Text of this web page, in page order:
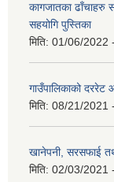
कागजातका ढाँचाहरु
सहयोगि पुस्तिका
मिति: 01/06/2022
गाउँपालिकाको
मिति: 08/21/2021
खानेपनी, सरसफाई
मिति: 02/03/2021